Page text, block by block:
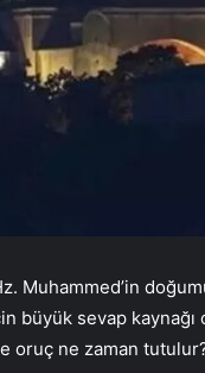
Muhammed’in
büyük sevap
oruç ne zaman